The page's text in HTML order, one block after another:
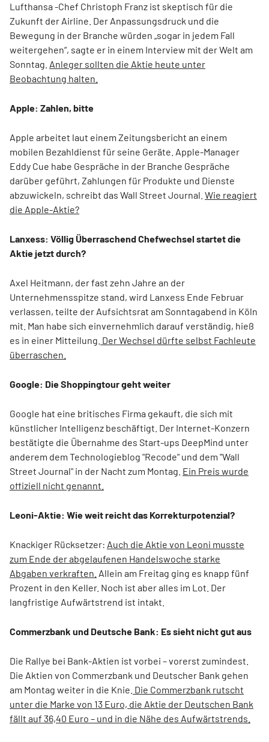
Lufthansa -Chef Christoph Franz ist skeptisch für die
Zukunft der Airline. Der Anpassungsdruck und die
Bewegung in der Branche würden „sogar in jedem Fall
weitergehen“, sagte er in einem Interview mit der Welt am
Sonntag. Anleger sollten die Aktie heute unter
Beobachtung halten.
Apple: Zahlen, bitte
Apple arbeitet laut einem Zeitungsbericht an einem
mobilen Bezahldienst für seine Geräte. Apple-Manager
Eddy Cue habe Gespräche in der Branche Gespräche
darüber geführt, Zahlungen für Produkte und Dienste
abzuwickeln, schreibt das Wall Street Journal. Wie reagiert
die Apple-Aktie?
Lanxess: Völlig Überraschend Chefwechsel startet die
Aktie jetzt durch?
Axel Heitmann, der fast zehn Jahre an der
Unternehmensspitze stand, wird Lanxess Ende Februar
verlassen, teilte der Aufsichtsrat am Sonntagabend in Köln
mit. Man habe sich einvernehmlich darauf verständig, hieß
es in einer Mitteilung. Der Wechsel dürfte selbst Fachleute
überraschen.
Google: Die Shoppingtour geht weiter
Google hat eine britisches Firma gekauft, die sich mit
künstlicher Intelligenz beschäftigt. Der Internet-Konzern
bestätigte die Übernahme des Start-ups DeepMind unter
anderem dem Technologieblog "Recode" und dem "Wall
Street Journal" in der Nacht zum Montag. Ein Preis wurde
offiziell nicht genannt.
Leoni-Aktie: Wie weit reicht das Korrekturpotenzial?
Knackiger Rücksetzer: Auch die Aktie von Leoni musste
zum Ende der abgelaufenen Handelswoche starke
Abgaben verkraften. Allein am Freitag ging es knapp fünf
Prozent in den Keller. Noch ist aber alles im Lot. Der
langfristige Aufwärtstrend ist intakt.
Commerzbank und Deutsche Bank: Es sieht nicht gut aus
Die Rallye bei Bank-Aktien ist vorbei – vorerst zumindest.
Die Aktien von Commerzbank und Deutscher Bank gehen
am Montag weiter in die Knie. Die Commerzbank rutscht
unter die Marke von 13 Euro, die Aktie der Deutschen Bank
fällt auf 36,40 Euro – und in die Nähe des Aufwärtstrends.